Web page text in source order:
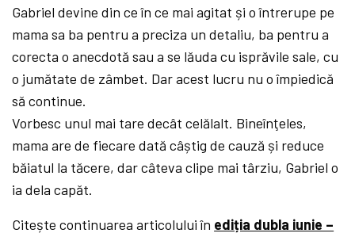
Gabriel devine din ce în ce mai agitat și o întrerupe pe
mama sa ba pentru a preciza un detaliu, ba pentru a
corecta o anecdotă sau a se lăuda cu isprăvile sale, cu
o jumătate de zâmbet. Dar acest lucru nu o împiedică
să continue.
Vorbesc unul mai tare decât celălalt. Bineînţeles,
mama are de fiecare dată câștig de cauză și reduce
băiatul la tăcere, dar câteva clipe mai târziu, Gabriel o
ia dela capăt.
Citește continuarea articolului în ediția dubla iunie –